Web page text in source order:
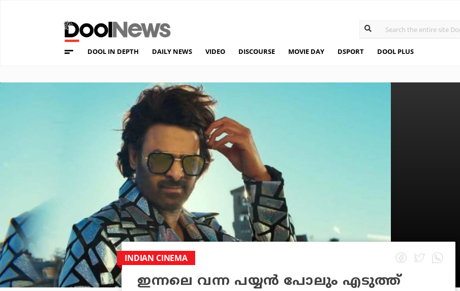
DOOL IN DEPTH DAILY NEWS VIDEO DISCOURSE MOVIE DAY DSPORT DOOL PLUS
INDIAN CINEMA
ഇന്നലെ വന്ന പയ്യന്‍ പോലും എടുത്ത്